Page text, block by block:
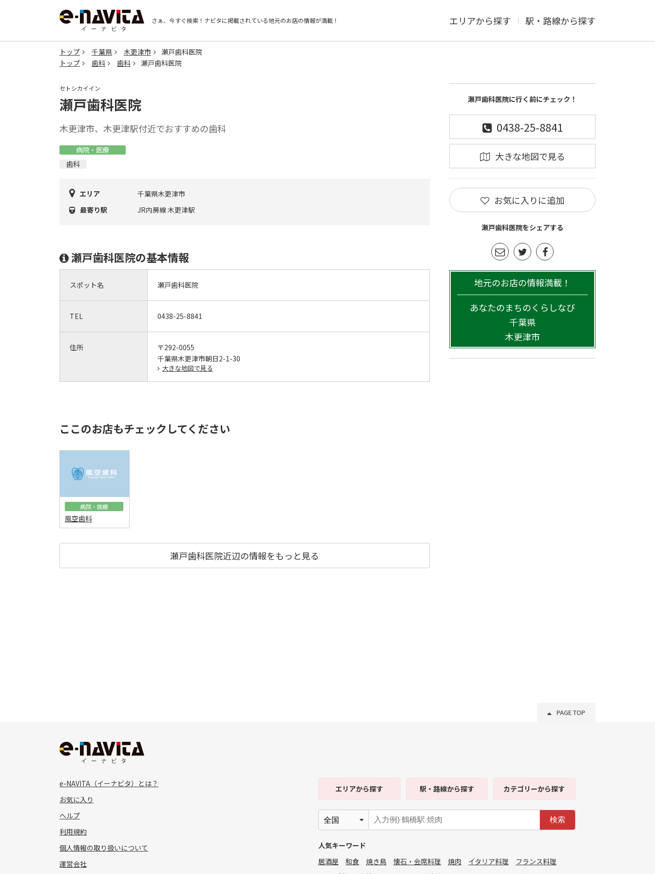
さぁ、今すぐ検索！ ナビタに掲載されている地元のお店の情報が満載！ エリアから探す 駅・路線から探す
トップ 千葉県 木更津市
瀬戸歯科医院
トップ
歯科 歯科 瀬戸歯科医院
セトシカイイン
瀬戸歯科医院
木更津市、木更津駅付近でおすすめの歯科
病院・医療
歯科
エリア
千葉県木更津市
最寄り駅
JR内房線 木更津駅
瀬戸歯科医院の基本情報
スポット名 瀬戸歯科医院
TEL 0438-25-8841
住所
〒292-0055
千葉県木更津市朝日2-1-30
大きな地図で見る
ここのお店もチェックしてください
病院・医療
風空歯科
瀬戸歯科医院近辺の情報をもっと見る
瀬戸歯科医院に行く前にチェック！
0438-25-8841
大きな地図で見る
お気に入りに追加
瀬戸歯科医院をシェアする
地元のお店の情報満載！
あなたのまちのくらしなび
千葉県
木更津市
PAGE TOP
e-NAVITA（イーナビタ）とは？
お気に入り
ヘルプ
利用規約
個人情報の取り扱いについて
運営会社
エリアから探す 駅・路線から探す カテゴリーから探す
検索
人気キーワード
居酒屋
和食 焼き鳥 懐石・会席料理 焼肉 イタリア料理
フランス料理